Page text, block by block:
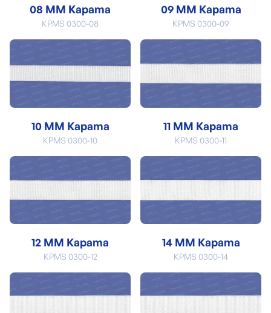
08 MM Kapama
KPMS 0300-08
09 MM Kapama
KPMS 0300-09
10 MM Kapama
KPMS 0300-10
11 MM Kapama
KPMS 0300-11
12 MM Kapama
KPMS 0300-12
14 MM Kapama
KPMS 0300-14